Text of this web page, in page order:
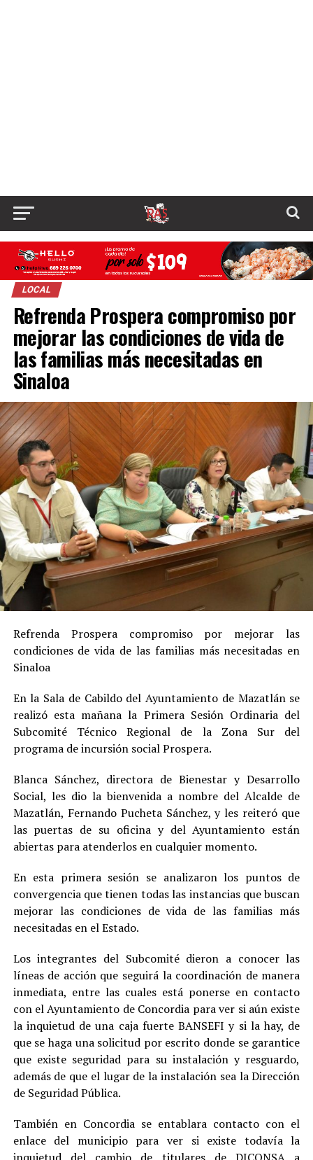
LOCAL
Refrenda Prospera compromiso por
mejorar las condiciones de vida de
las familias más necesitadas en
Sinaloa
Refrenda Prospera compromiso por mejorar las
condiciones de vida de las familias más necesitadas en
Sinaloa
En la Sala de Cabildo del Ayuntamiento de Mazatlán se
realizó esta mañana la Primera Sesión Ordinaria del
Subcomité Técnico Regional de la Zona Sur del
programa de incursión social Prospera.
Blanca Sánchez, directora de Bienestar y Desarrollo
Social, les dio la bienvenida a nombre del Alcalde de
Mazatlán, Fernando Pucheta Sánchez, y les reiteró que
las puertas de su oficina y del Ayuntamiento están
abiertas para atenderlos en cualquier momento.
En esta primera sesión se analizaron los puntos de
convergencia que tienen todas las instancias que buscan
mejorar las condiciones de vida de las familias más
necesitadas en el Estado.
Los integrantes del Subcomité dieron a conocer las
líneas de acción que seguirá la coordinación de manera
inmediata, entre las cuales está ponerse en contacto
con el Ayuntamiento de Concordia para ver si aún existe
la inquietud de una caja fuerte BANSEFI y si la hay, de
que se haga una solicitud por escrito donde se garantice
que existe seguridad para su instalación y resguardo,
además de que el lugar de la instalación sea la Dirección
de Seguridad Pública.
También en Concordia se entablara contacto con el
enlace del municipio para ver si existe todavía la